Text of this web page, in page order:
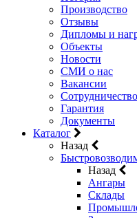
Производство
Отзывы
Дипломы и
Объекты
Новости
СМИ о нас
Вакансии
Сотрудничество
Гарантия
Документы
Каталог
Назад
Назад
Ангары
Склады